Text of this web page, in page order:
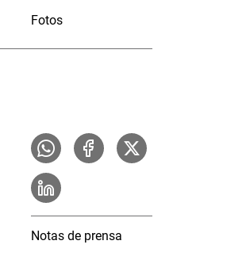
Fotos
Notas de prensa